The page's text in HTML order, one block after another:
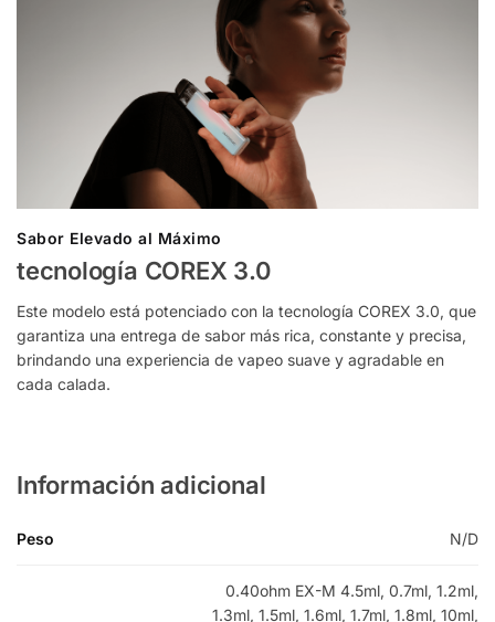
Sabor Elevado al Máximo
tecnología COREX 3.0
Este modelo está potenciado con la tecnología COREX 3.0, que
garantiza una entrega de sabor más rica, constante y precisa,
brindando una experiencia de vapeo suave y agradable en
cada calada.
Información adicional
Peso N/D
0.40ohm EX-M 4.5ml, 0.7ml, 1.2ml,
1.3ml, 1.5ml, 1.6ml, 1.7ml, 1.8ml, 10ml,